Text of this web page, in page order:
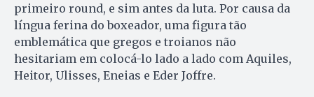
primeiro round, e sim antes da luta. Por causa da
língua ferina do boxeador, uma figura tão
emblemática que gregos e troianos não
hesitariam em colocá-lo lado a lado com Aquiles,
Heitor, Ulisses, Eneias e Eder Joffre.